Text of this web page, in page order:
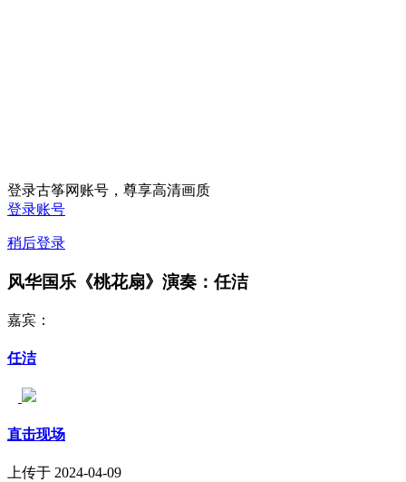
登录古筝网账号，尊享高清画质
登录账号
稍后登录
风华国乐《桃花扇》演奏：任洁
嘉宾：
任洁
直击现场
上传于 2024-04-09